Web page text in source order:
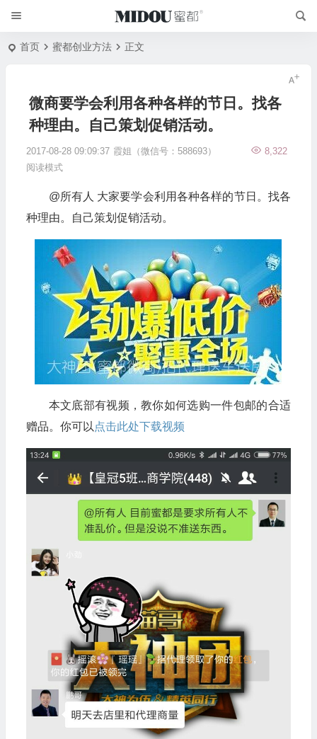
首页 蜜都创业方法 正文
微商要学会利用各种各样的节日。找各
种理由。自己策划促销活动。
2017-08-28 09:09:37 霞姐（微信号：588693）
8,322
阅读模式
@所有人 大家要学会利用各种各样的节日。找各
种理由。自己策划促销活动。
本文底部有视频，教你如何选购一件包邮的合适
赠品。你可以 点击此处下载视频